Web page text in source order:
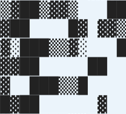
█▓
██
▓